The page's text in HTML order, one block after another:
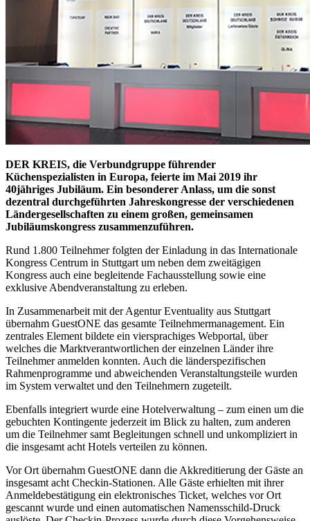
DER KREIS, die Verbundgruppe führender
Küchenspezialisten in Europa, feierte im Mai 2019 ihr
40jähriges Jubiläum. Ein besonderer Anlass, um die sonst
dezentral durchgeführten Jahreskongresse der verschiedenen
Ländergesellschaften zu einem großen, gemeinsamen
Jubiläumskongress zusammenzuführen.
Rund 1.800 Teilnehmer folgten der Einladung in das Internationale
Kongress Centrum in Stuttgart um neben dem zweitägigen
Kongress auch eine begleitende Fachausstellung sowie eine
exklusive Abendveranstaltung zu erleben.
In Zusammenarbeit mit der Agentur Eventuality aus Stuttgart
übernahm GuestONE das gesamte Teilnehmermanagement. Ein
zentrales Element bildete ein viersprachiges Webportal, über
welches die Marktverantwortlichen der einzelnen Länder ihre
Teilnehmer anmelden konnten. Auch die länderspezifischen
Rahmenprogramme und abweichenden Veranstaltungsteile wurden
im System verwaltet und den Teilnehmern zugeteilt.
Ebenfalls integriert wurde eine Hotelverwaltung – zum einen um die
gebuchten Kontingente jederzeit im Blick zu halten, zum anderen
um die Teilnehmer samt Begleitungen schnell und unkompliziert in
die insgesamt acht Hotels verteilen zu können.
Vor Ort übernahm GuestONE dann die Akkreditierung der Gäste an
insgesamt acht Checkin-Stationen. Alle Gäste erhielten mit ihrer
Anmeldebestätigung ein elektronisches Ticket, welches vor Ort
gescannt wurde und einen automatischen Namensschild-Druck